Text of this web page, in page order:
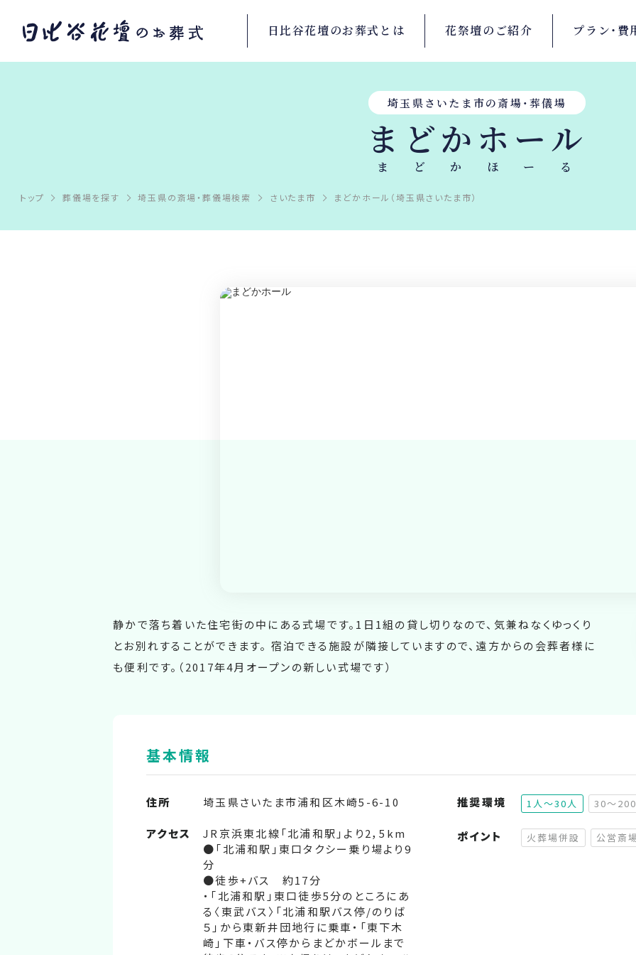
日比谷花壇のお葬式とは 花祭壇の ご紹介 プラン・ 費
埼玉県さいたま市の斎場・葬儀場
まどかホール
まどかほーる
トップ 葬儀場を探す 埼玉県の斎場・葬儀場検索 さいたま市 まどかホール（埼玉県さいたま市）
静かで落ち着いた住宅街の中にある式場です。1日1組の貸し切りなので、気兼ねなくゆっくり
とお別れすることができます。 宿泊できる施設が隣接していますので、遠方からの会葬者様に
も便利です。（2017年4月オープンの新しい式場です）
基本情報
住所 埼玉県さいたま市浦和区木崎5-6-10
アクセス
JR京浜東北線「北浦和駅」より2，5km
●「北浦和駅」東口タクシー乗り場より9
分
●徒歩+バス 約17分
・「北浦和駅」東口徒歩5分のところにあ
る〈東武バス〉「北浦和駅バス停/のりば
５」から東新井団地行に乗車・「東下木
崎」下車・バス停からまどかボールまで
推奨環境 1人～30人 30～
ポイント 火葬場併設
（非対応）
公営斎